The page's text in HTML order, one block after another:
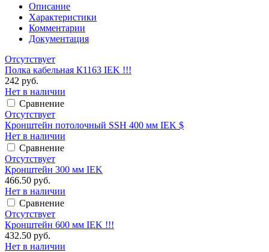
Описание
Характеристики
Комментарии
Документация
Отсутствует
Полка кабельная К1163 IEK !!!
242 руб.
Нет в наличии
Сравнение
Отсутствует
Кронштейн потолочный SSH 400 мм IEK $
Нет в наличии
Сравнение
Отсутствует
Кронштейн 300 мм IEK
466.50 руб.
Нет в наличии
Сравнение
Отсутствует
Кронштейн 600 мм IEK !!!
432.50 руб.
Нет в наличии